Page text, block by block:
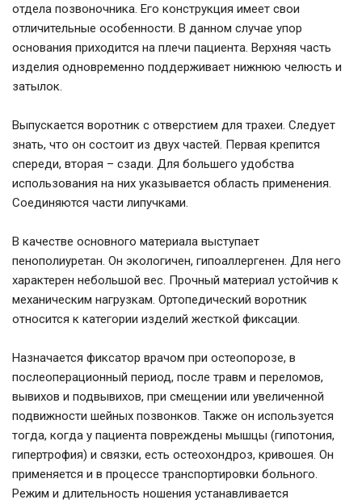
отдела позвоночника. Его конструкция имеет свои
отличительные особенности. В данном случае упор
основания приходится на плечи пациента. Верхняя часть
изделия одновременно поддерживает нижнюю челюсть и
затылок.
Выпускается воротник с отверстием для трахеи. Следует
знать, что он состоит из двух частей. Первая крепится
спереди, вторая – сзади. Для большего удобства
использования на них указывается область применения.
Соединяются части липучками.
В качестве основного материала выступает
пенополиуретан. Он экологичен, гипоаллергенен. Для него
характерен небольшой вес. Прочный материал устойчив к
механическим нагрузкам. Ортопедический воротник
относится к категории изделий жесткой фиксации.
Назначается фиксатор врачом при остеопорозе, в
послеоперационный период, после травм и переломов,
вывихов и подвывихов, при смещении или увеличенной
подвижности шейных позвонков. Также он используется
тогда, когда у пациента повреждены мышцы (гипотония,
гипертрофия) и связки, есть остеохондроз, кривошея. Он
применяется и в процессе транспортировки больного.
Режим и длительность ношения устанавливается